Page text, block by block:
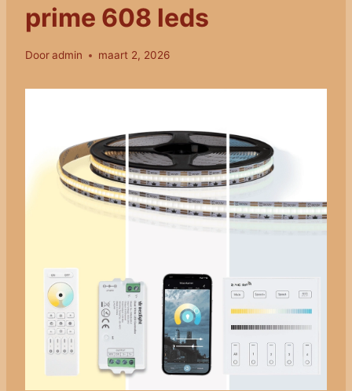
prime 608 leds
Dooradmin maart 2, 2026